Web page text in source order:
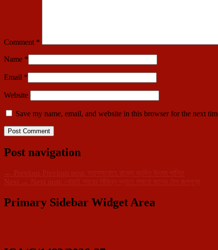
Comment *
Name *
Email *
Website
Save my name, email, and website in this browser for the next
Post navigation
← Previous Previous post:
মহাসমারোহে রাজ্যে বড়দিন উৎসব পালিত
Next → Next post: খোয়াই শহরের বিভিন্ন স্থানে বসানো জলের টেপ জলশূণ্য
Primary Sidebar Widget Area